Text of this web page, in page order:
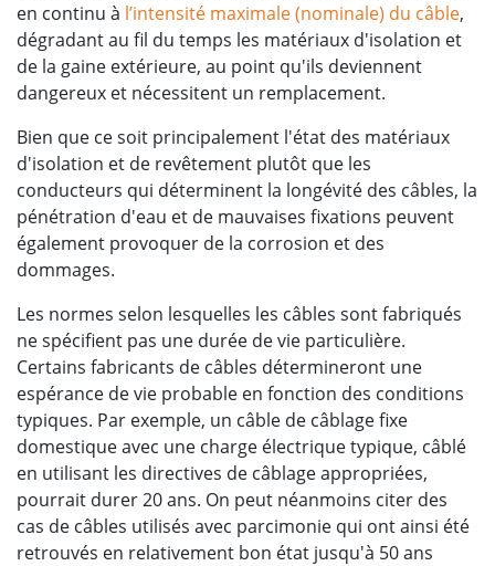
en continu à l’intensité maximale (nominale) du câble,
dégradant au fil du temps les matériaux d'isolation et
de la gaine extérieure, au point qu'ils deviennent
dangereux et nécessitent un remplacement.
Bien que ce soit principalement l'état des matériaux
d'isolation et de revêtement plutôt que les
conducteurs qui déterminent la longévité des câbles, la
pénétration d'eau et de mauvaises fixations peuvent
également provoquer de la corrosion et des
dommages.
Les normes selon lesquelles les câbles sont fabriqués
ne spécifient pas une durée de vie particulière.
Certains fabricants de câbles détermineront une
espérance de vie probable en fonction des conditions
typiques. Par exemple, un câble de câblage fixe
domestique avec une charge électrique typique, câblé
en utilisant les directives de câblage appropriées,
pourrait durer 20 ans. On peut néanmoins citer des
cas de câbles utilisés avec parcimonie qui ont ainsi été
retrouvés en relativement bon état jusqu'à 50 ans